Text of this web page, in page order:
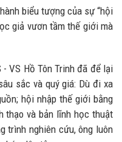
biểu tượng của sự “hội
giả vươn tầm thế giới mà
Hồ Tôn Trinh đã để lại
sắc và quý giá: Dù đi xa
hội nhập thế giới bằng
thạo và bản lĩnh học thuật
trình nghiên cứu, ông luôn